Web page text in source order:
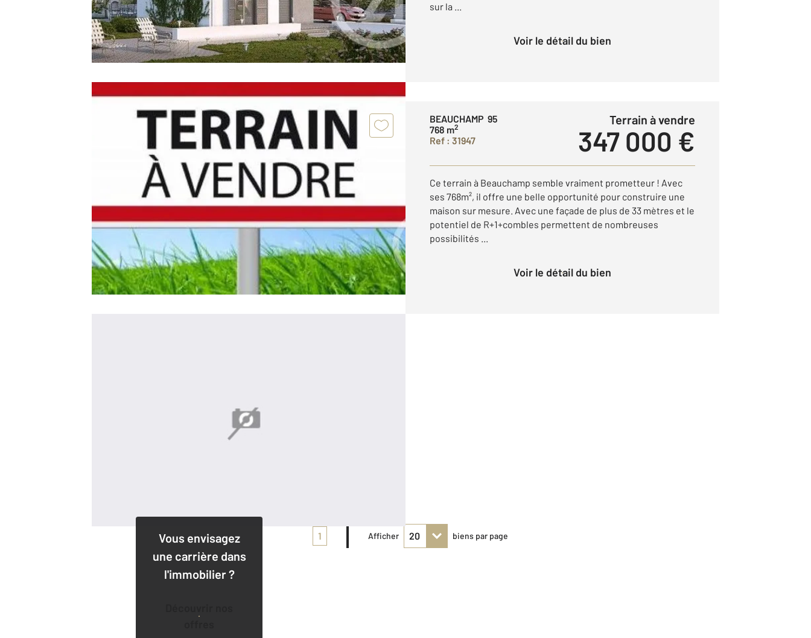
sur la ...
Voir le détail du bien
BEAUCHAMP 95
768 m2
Ref : 31947
Terrain à vendre
347 000 €
Ce terrain à Beauchamp semble vraiment prometteur ! Avec
ses 768m², il offre une belle opportunité pour construire une
maison sur mesure. Avec une façade de plus de 33 mètres et le
potentiel de R+1+combles permettent de nombreuses
possibilités ...
Voir le détail du bien
Vous envisagez
une carrière dans
l'immobilier ?
1 Afficher biens par page